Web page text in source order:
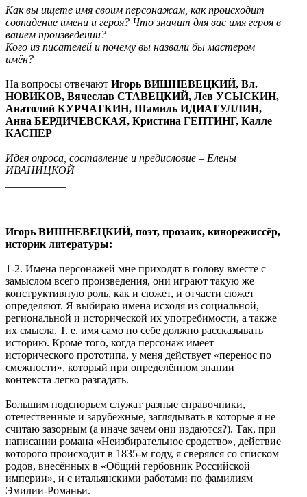
Как вы ищете имя своим персонажам, как происходит
совпадение имени и героя? Что значит для вас имя героя в
вашем произведении?
Кого из писателей и почему вы назвали бы мастером
имён?
На вопросы отвечают Игорь ВИШНЕВЕЦКИЙ, Вл.
НОВИКОВ, Вячеслав СТАВЕЦКИЙ, Лев УСЫСКИН,
Анатолий КУРЧАТКИН, Шамиль ИДИАТУЛЛИН,
Анна БЕРДИЧЕВСКАЯ, Кристина ГЕПТИНГ, Калле
КАСПЕР
Идея опроса, составление и предисловие – Елены
ИВАНИЦКОЙ
Игорь ВИШНЕВЕЦКИЙ, поэт, прозаик, кинорежиссёр,
историк литературы:
1-2. Имена персонажей мне приходят в голову вместе с
замыслом всего произведения, они играют такую же
конструктивную роль, как и сюжет, и отчасти сюжет
определяют. Я выбираю имена исходя из социальной,
региональной и исторической их употребимости, а также
их смысла. Т. е. имя само по себе должно рассказывать
историю. Кроме того, когда персонаж имеет
исторического прототипа, у меня действует «перенос по
смежности», который при определённом знании
контекста легко разгадать.
Большим подспорьем служат разные справочники,
отечественные и зарубежные, заглядывать в которые я не
считаю зазорным (а иначе зачем они издаются?). Так, при
написании романа «Неизбирательное сродство», действие
которого происходит в 1835-м году, я сверялся со списком
родов, внесённых в «Общий гербовник Российской
империи», и с итальянскими работами по фамилиям
Эмилии-Романьи.